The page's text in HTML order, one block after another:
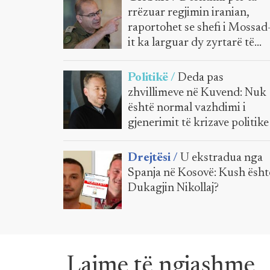
rrëzuar regjimin iranian,
raportohet se shefi i
it ka larguar dy zyrtarë të
lartë
Politikë /Deda pas
zhvillimeve në Kuvend: Nuk
është normal vazhdimi i
gjenerimit të krizave politike
Drejtësi / U ekstradua nga
Spanja në Kosovë: Kush
Dukagjin Nikollaj?